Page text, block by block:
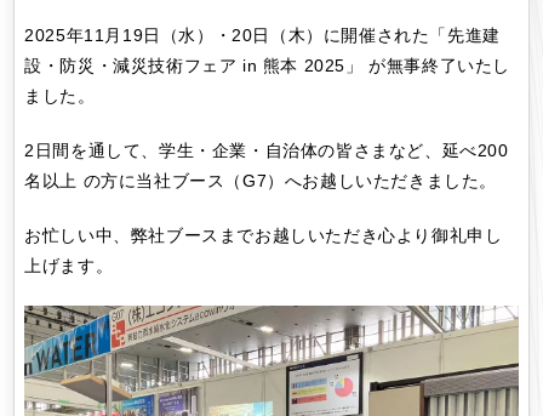
2025年11月19日（水）・20日（木）に開催された「先進建
設・防災・減災技術フェア in 熊本 2025」 が無事終了いたし
ました。
2日間を通して、学生・企業・自治体の皆さまなど、延べ200
名以上 の方に当社ブース（G7）へお越しいただきました。
お忙しい中、弊社ブースまでお越しいただき心より御礼申し
上げます。